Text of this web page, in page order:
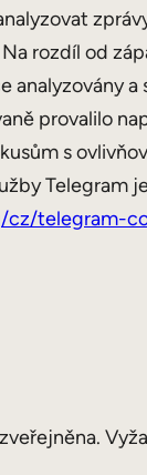
rozdíl od
provalilo
s
Telegram
telegram-